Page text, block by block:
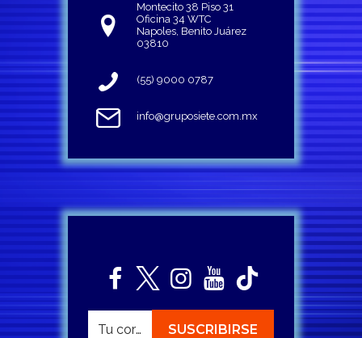
Montecito 38 Piso 31
Oficina 34 WTC
Napoles, Benito Juárez
03810
(55) 9000 0787
info@gruposiete.com.mx